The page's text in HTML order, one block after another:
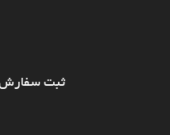
ثبت سفارش